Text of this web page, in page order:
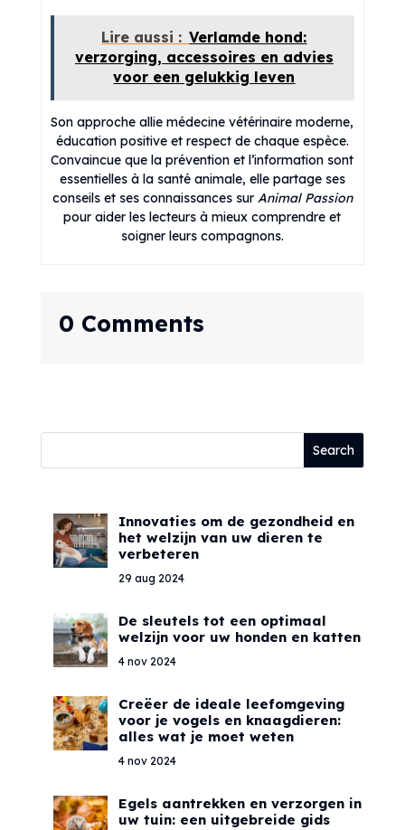
Lire aussi : Verlamde hond:
verzorging, accessoires en advies
voor een gelukkig leven
Son approche allie médecine vétérinaire moderne,
éducation positive et respect de chaque espèce.
Convaincue que la prévention et l’information sont
essentielles à la santé animale, elle partage ses
conseils et ses connaissances sur Animal Passion
pour aider les lecteurs à mieux comprendre et
soigner leurs compagnons.
0 Comments
Innovaties om de gezondheid en
het welzijn van uw dieren te
verbeteren
29 aug 2024
De sleutels tot een optimaal
welzijn voor uw honden en katten
4 nov 2024
Creëer de ideale leefomgeving
voor je vogels en knaagdieren:
alles wat je moet weten
4 nov 2024
Egels aantrekken en verzorgen in
uw tuin: een uitgebreide gids